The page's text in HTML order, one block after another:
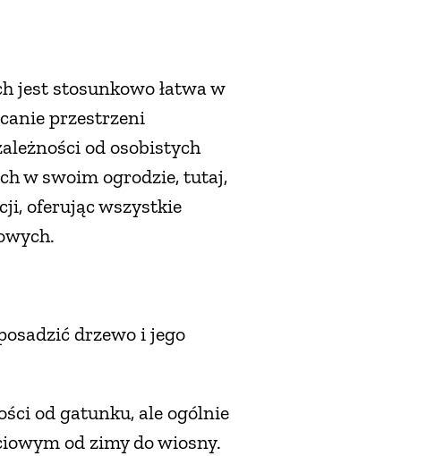
jest stosunkowo łatwa w
przestrzeni
od osobistych
w swoim ogrodzie, tutaj,
oferując wszystkie
drzewo i jego
od gatunku, ale ogólnie
od zimy do wiosny.